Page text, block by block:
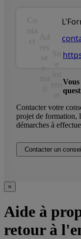
Co
nta
ct
Ad
res
se
e-
Sit
e
Contacter votre
projet de formation,
démarches à
Contacter un
×
Aide à
retour à